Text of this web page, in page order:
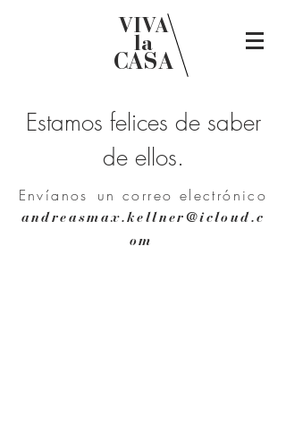
VIVA
la
CASA
Estamos felices de saber
de ellos.
Envíanos un correo electrónico
andreasmax.kellner@icloud.c
om